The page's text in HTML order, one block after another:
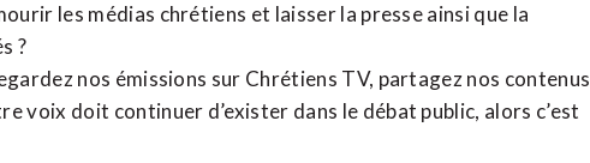
les médias chrétiens et laisser la presse ainsi que la
?
nos émissions sur Chrétiens TV, partagez nos contenus
voix doit continuer d’exister dans le débat public, alors c’est